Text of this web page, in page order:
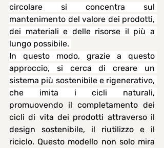
circolare si concentra sul
mantenimento del valore dei prodotti,
dei materiali e delle risorse il più a
lungo possibile.
In questo modo, grazie a questo
approccio, si cerca di creare un
sistema più sostenibile e rigenerativo,
promuovendo il completamento dei
cicli di vita dei prodotti attraverso il
design sostenibile, il riutilizzo e il
riciclo. Questo modello non solo mira